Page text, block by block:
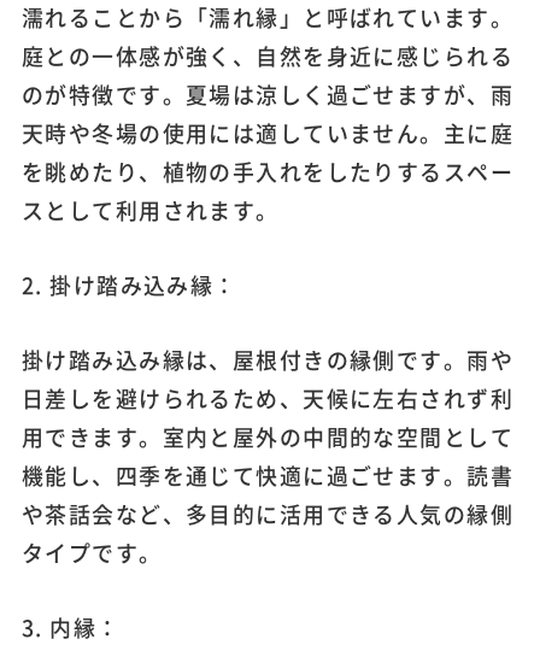
濡れることから「濡れ縁」と呼ばれています。
庭との一体感が強く、自然を身近に感じられる
のが特徴です。夏場は涼しく過ごせますが、雨
天時や冬場の使用には適していません。主に庭
を眺めたり、植物の手入れをしたりするスペー
スとして利用されます。
2. 掛け踏み込み縁：
掛け踏み込み縁は、屋根付きの縁側です。雨や
日差しを避けられるため、天候に左右されず利
用できます。室内と屋外の中間的な空間として
機能し、四季を通じて快適に過ごせます。読書
や茶話会など、多目的に活用できる人気の縁側
タイプです。
3. 内縁：